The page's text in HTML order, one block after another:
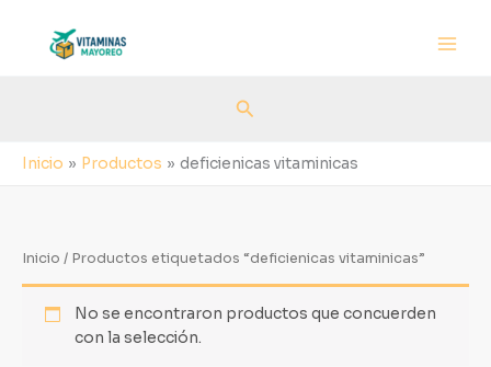
contenido
Buscar
Inicio Productos deficienicas vitaminicas
Inicio / Productos etiquetados “deficienicas vitaminicas”
No se encontraron productos que concuerden
con la selección.